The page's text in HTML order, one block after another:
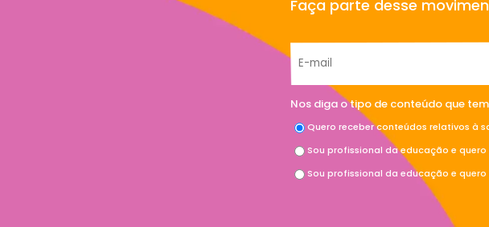
Faça parte desse
Nos diga o tipo de conteúdo que
Quero receber conteúdos relativos à
Sou profissional da educação e
Sou profissional da educação e